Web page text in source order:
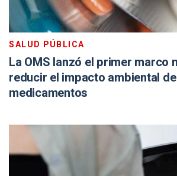
SALUD PÚBLICA
La OMS lanzó el primer marco
reducir el impacto ambiental
medicamentos